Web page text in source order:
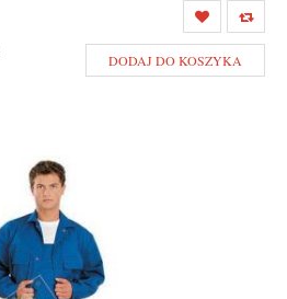
DODAJ DO KOSZYKA